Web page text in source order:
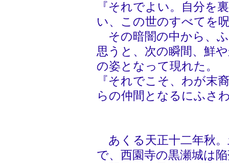
『それでよい。自分を
い、この世のすべてを
その暗闇の中から、
思うと、次の瞬間、鮮
の姿となって現れた。
『それでこそ、わが
らの仲間となるにふさ
あくる天正十二年秋
で、西園寺の黒瀬城は